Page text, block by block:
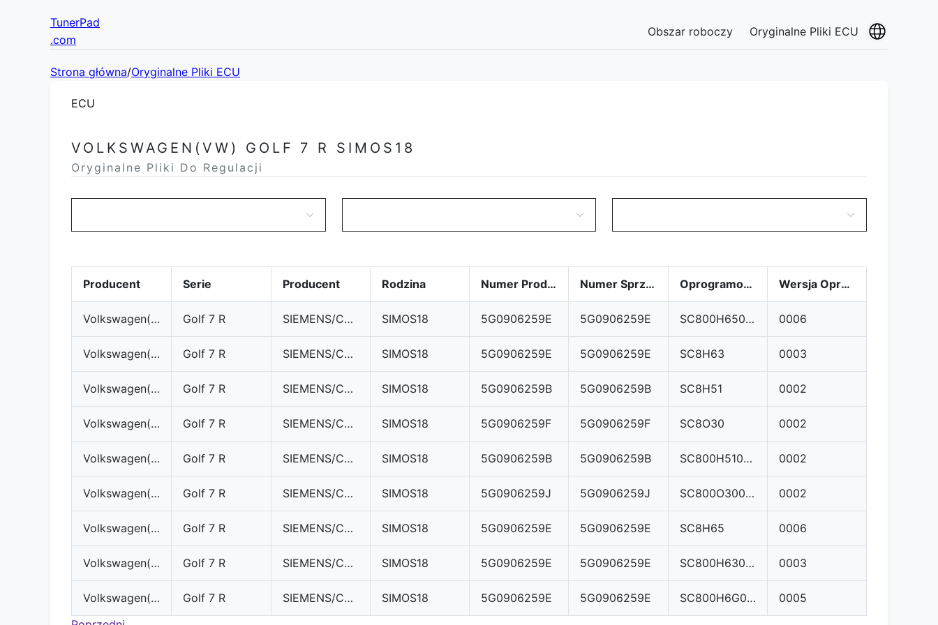
TunerPad
.com
Obszar roboczy Oryginalne Pliki ECU
Strona główna/Oryginalne Pliki ECU
ECU
VOLKSWAGEN(VW) GOLF 7 R SIMOS18
Oryginalne Pliki Do Regulacji
Producent Serie Producent Rodzina Numer Produktu Numer Sprzętu Oprogramowanie Wersja Oprogramowania
Volkswagen(VW) Golf 7 R SIEMENS/CONTINENTAL SIMOS18 5G0906259E 5G0906259E SC800H6500000 0006
Volkswagen(VW) Golf 7 R SIEMENS/CONTINENTAL SIMOS18 5G0906259E 5G0906259E SC8H63 0003
Volkswagen(VW) Golf 7 R SIEMENS/CONTINENTAL SIMOS18 5G0906259B 5G0906259B SC8H51 0002
Volkswagen(VW) Golf 7 R SIEMENS/CONTINENTAL SIMOS18 5G0906259F 5G0906259F SC8O30 0002
Volkswagen(VW) Golf 7 R SIEMENS/CONTINENTAL SIMOS18 5G0906259B 5G0906259B SC800H5100000 0002
Volkswagen(VW) Golf 7 R SIEMENS/CONTINENTAL SIMOS18 5G0906259J 5G0906259J SC800O3000000 0002
Volkswagen(VW) Golf 7 R SIEMENS/CONTINENTAL SIMOS18 5G0906259E 5G0906259E SC8H65 0006
Volkswagen(VW) Golf 7 R SIEMENS/CONTINENTAL SIMOS18 5G0906259E 5G0906259E SC800H6300000 0003
Volkswagen(VW) Golf 7 R SIEMENS/CONTINENTAL SIMOS18 5G0906259E 5G0906259E SC800H6G00000
0005